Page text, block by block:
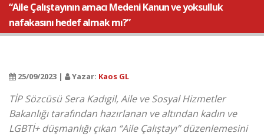
“Aile Çalıştayının amacı Medeni Kanun ve yoksulluk
nafakasını hedef almak mı?”
25/09/2023 | Yazar: Kaos GL
TİP Sözcüsü Sera Kadıgil, Aile ve Sosyal Hizmetler
Bakanlığı tarafından hazırlanan ve altından kadın ve
LGBTİ+ düşmanlığı çıkan “Aile Çalıştayı” düzenlemesini